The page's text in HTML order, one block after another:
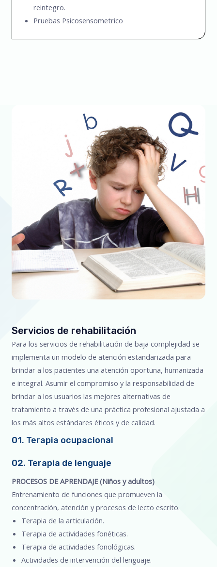
reintegro.
Pruebas Psicosensometrico
Servicios de rehabilitación
Para los servicios de rehabilitación de baja complejidad se
implementa un modelo de atención estandarizada para
brindar a los pacientes una atención oportuna, humanizada
e integral. Asumir el compromiso y la responsabilidad de
brindar a los usuarios las mejores alternativas de
tratamiento a través de una práctica profesional ajustada a
los más altos estándares éticos y de calidad.
01. Terapia ocupacional
02. Terapia de lenguaje
PROCESOS DE APRENDAJE (Niños y adultos)
Entrenamiento de funciones que promueven la
concentración, atención y procesos de lecto escrito.
Terapia de la articulación.
Terapia de actividades fonéticas.
Terapia de actividades fonológicas.
Actividades de intervención del lenguaje.